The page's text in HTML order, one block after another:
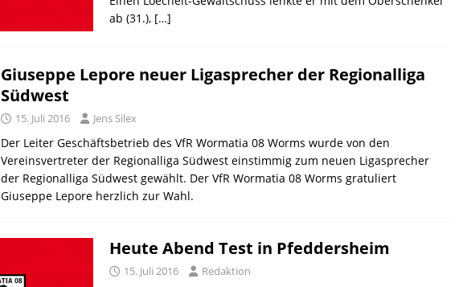
ab (31.), […]
Giuseppe Lepore neuer Ligasprecher der Regionalliga
Südwest
15. Juli 2016 Jens Silex
Der Leiter Geschäftsbetrieb des VfR Wormatia 08 Worms wurde von den
Vereinsvertreter der Regionalliga Südwest einstimmig zum neuen Ligasprecher
der Regionalliga Südwest gewählt. Der VfR Wormatia 08 Worms gratuliert
Giuseppe Lepore herzlich zur Wahl.
Heute Abend Test in Pfeddersheim
15. Juli 2016 Redaktion